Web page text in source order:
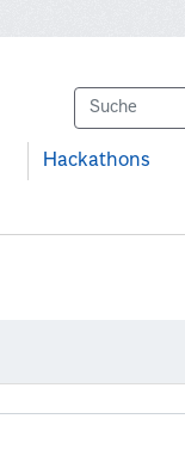
Hackathons